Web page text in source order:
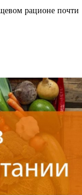
рационе почти